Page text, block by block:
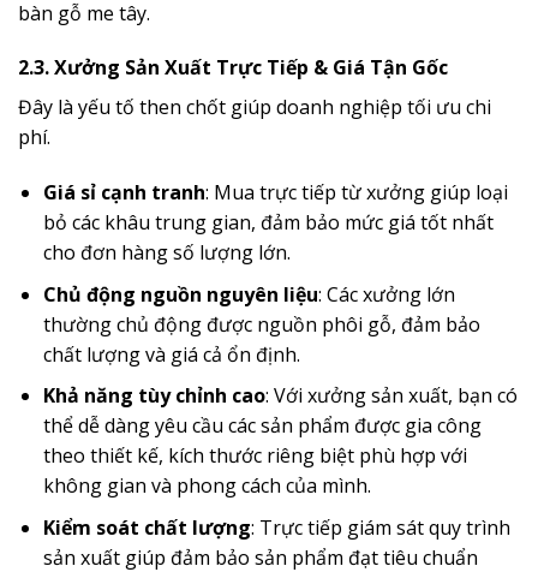
bàn gỗ me tây.
2.3. Xưởng Sản Xuất Trực Tiếp & Giá Tận Gốc
Đây là yếu tố then chốt giúp doanh nghiệp tối ưu chi
phí.
Giá sỉ cạnh tranh: Mua trực tiếp từ xưởng giúp loại
bỏ các khâu trung gian, đảm bảo mức giá tốt nhất
cho đơn hàng số lượng lớn.
Chủ động nguồn nguyên liệu: Các xưởng lớn
thường chủ động được nguồn phôi gỗ, đảm bảo
chất lượng và giá cả ổn định.
Khả năng tùy chỉnh cao: Với xưởng sản xuất, bạn có
thể dễ dàng yêu cầu các sản phẩm được gia công
theo thiết kế, kích thước riêng biệt phù hợp với
không gian và phong cách của mình.
Kiểm soát chất lượng: Trực tiếp giám sát quy trình
sản xuất giúp đảm bảo sản phẩm đạt tiêu chuẩn